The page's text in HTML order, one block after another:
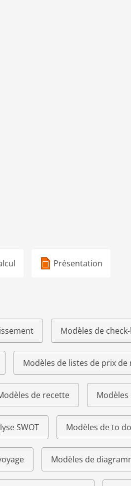
Présentation
Modèles de
Modèles de listes de prix de
de recette Modèles
SWOT Modèles de to
Modèles de